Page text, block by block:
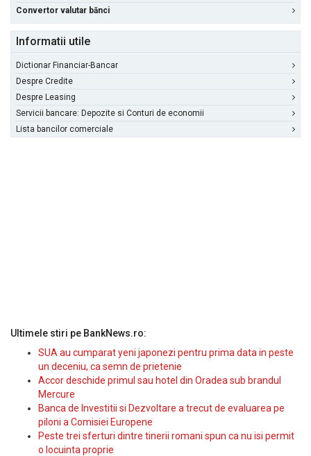
Convertor valutar bănci
Informatii utile
Dictionar Financiar-Bancar
Despre Credite
Despre Leasing
Servicii bancare: Depozite si Conturi de economii
Lista bancilor comerciale
Ultimele stiri pe BankNews.ro:
SUA au cumparat yeni japonezi pentru prima data in peste
un deceniu, ca semn de prietenie
Accor deschide primul sau hotel din Oradea sub brandul
Mercure
Banca de Investitii si Dezvoltare a trecut de evaluarea pe
piloni a Comisiei Europene
Peste trei sferturi dintre tinerii romani spun ca nu isi permit
o locuinta proprie